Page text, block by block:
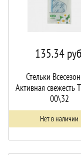
135.34
Стельки
Активная свежесть
00\32
Нет в наличии